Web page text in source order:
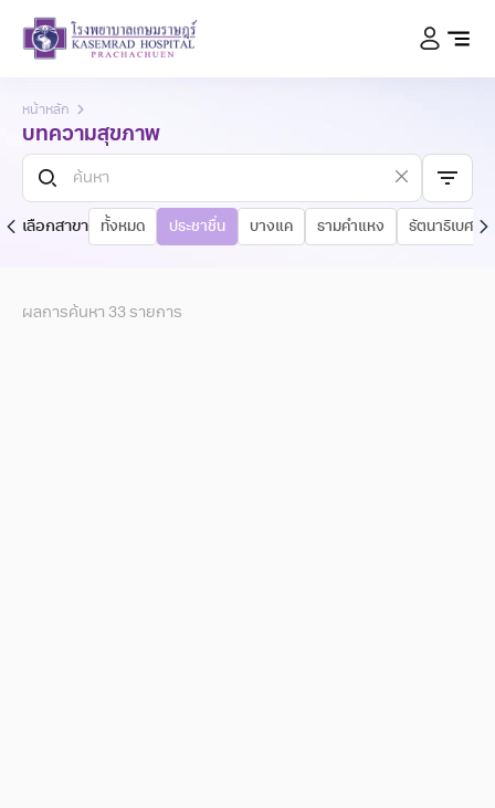
หน้าหลัก
บทความสุขภาพ
เลือกสาขา ทั้งหมด ประชาชื่น บางแค รามคำแหง รัตนาธิเบศร์
ผลการค้นหา 33 รายการ